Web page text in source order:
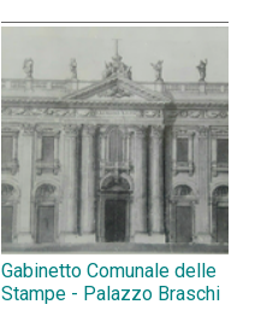
Gabinetto Comunale delle
Stampe - Palazzo Braschi